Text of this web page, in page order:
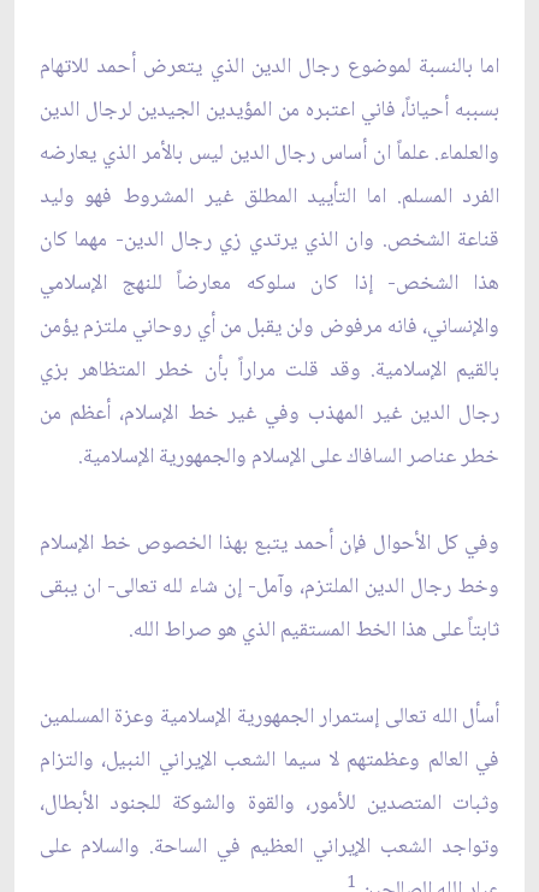
اما بالنسبة لموضوع رجال الدين الذي يتعرض أحمد للاتهام
بسببه أحياناً، فاني اعتبره من المؤيدين الجيدين لرجال الدين
والعلماء. علماً ان أساس رجال الدين ليس بالأمر الذي يعارضه
الفرد المسلم. اما التأييد المطلق غير المشروط فهو وليد
قناعة الشخص. وان الذي يرتدي زي رجال الدين- مهما كان
هذا الشخص- إذا كان سلوكه معارضاً للنهج الإسلامي
والإنساني، فانه مرفوض ولن يقبل من أي روحاني ملتزم يؤمن
بالقيم الإسلامية. وقد قلت مراراً بأن خطر المتظاهر بزي
رجال الدين غير المهذب وفي غير خط الإسلام، أعظم من
خطر عناصر السافاك على الإسلام والجمهورية الإسلامية.
وفي كل الأحوال فإن أحمد يتبع بهذا الخصوص خط الإسلام
وخط رجال الدين الملتزم، وآمل- إن شاء لله تعالى- ان يبقى
ثابتاً على هذا الخط المستقيم الذي هو صراط الله.
أسأل الله تعالى إستمرار الجمهورية الإسلامية وعزة المسلمين
في العالم وعظمتهم لا سيما الشعب الإيراني النبيل، والتزام
وثبات المتصدين للأمور، والقوة والشوكة للجنود الأبطال،
وتواجد الشعب الإيراني العظيم في الساحة. والسلام على
1